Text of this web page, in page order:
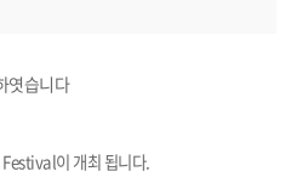
엿습니다
이 개최 됩니다.